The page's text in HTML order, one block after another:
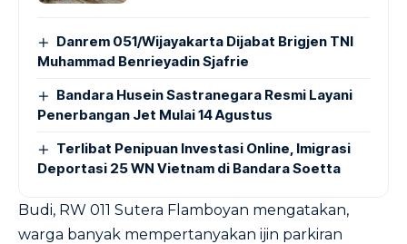
Danrem 051/Wijayakarta Dijabat Brigjen TNI
Muhammad Benrieyadin Sjafrie
Bandara Husein Sastranegara Resmi Layani
Penerbangan Jet Mulai 14 Agustus
Terlibat Penipuan Investasi Online, Imigrasi
Deportasi 25 WN Vietnam di Bandara Soetta
Budi, RW 011 Sutera Flamboyan mengatakan,
warga banyak mempertanyakan ijin parkiran